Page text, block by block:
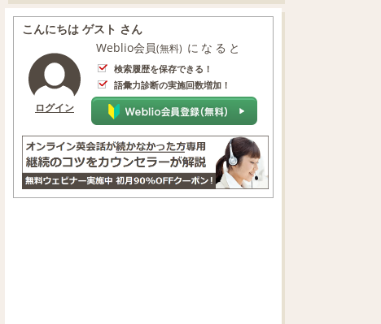
こんにちは ゲスト さん
ログイン
Weblio会員(無料) になると
検索履歴を保存できる！
語彙力診断の実施回数増加！